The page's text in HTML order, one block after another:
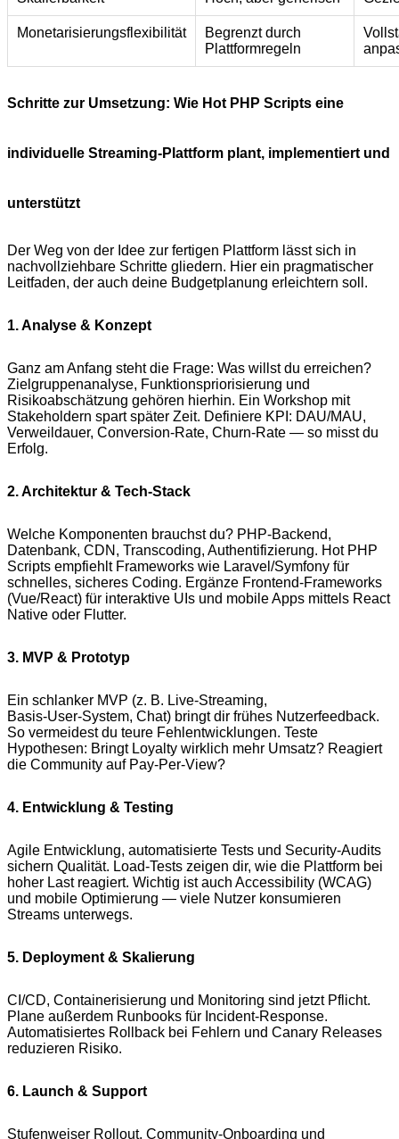
Monetarisierungsflexibilität
Begrenzt durch
Plattformregeln
Schritte zur Umsetzung: Wie Hot PHP Scripts eine
individuelle Streaming‑Plattform plant, implementiert und
unterstützt
Der Weg von der Idee zur fertigen Plattform lässt sich in
nachvollziehbare Schritte gliedern. Hier ein pragmatischer
Leitfaden, der auch deine Budgetplanung erleichtern soll.
1. Analyse & Konzept
Ganz am Anfang steht die Frage: Was willst du erreichen?
Zielgruppenanalyse, Funktionspriorisierung und
Risikoabschätzung gehören hierhin. Ein Workshop mit
Stakeholdern spart später Zeit. Definiere KPI: DAU/MAU,
Verweildauer, Conversion‑Rate, Churn‑Rate — so misst du
Erfolg.
2. Architektur & Tech‑Stack
Welche Komponenten brauchst du? PHP‑Backend,
Datenbank, CDN, Transcoding, Authentifizierung. Hot PHP
Scripts empfiehlt Frameworks wie Laravel/Symfony für
schnelles, sicheres Coding. Ergänze Frontend‑Frameworks
(Vue/React) für interaktive UIs und mobile Apps mittels React
Native oder Flutter.
3. MVP & Prototyp
Ein schlanker MVP (z. B. Live‑Streaming,
Basis‑User‑System, Chat) bringt dir frühes Nutzerfeedback.
So vermeidest du teure Fehlentwicklungen. Teste
Hypothesen: Bringt Loyalty wirklich mehr Umsatz? Reagiert
die Community auf Pay‑Per‑View?
4. Entwicklung & Testing
Agile Entwicklung, automatisierte Tests und Security‑Audits
sichern Qualität. Load‑Tests zeigen dir, wie die Plattform bei
hoher Last reagiert. Wichtig ist auch Accessibility (WCAG)
und mobile Optimierung — viele Nutzer konsumieren
Streams unterwegs.
5. Deployment & Skalierung
CI/CD, Containerisierung und Monitoring sind jetzt Pflicht.
Plane außerdem Runbooks für Incident‑Response.
Automatisiertes Rollback bei Fehlern und Canary Releases
reduzieren Risiko.
6. Launch & Support
Stufenweiser Rollout, Community‑Onboarding und